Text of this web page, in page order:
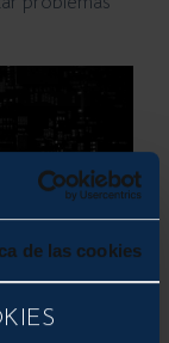
de las cookies